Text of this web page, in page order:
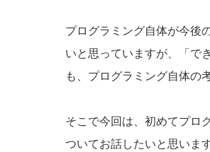
プログラミング自体が今後
いと思っていますが、「で
も、プログラミング自体の
そこで今回は、初めてプロ
ついてお話したいと思います